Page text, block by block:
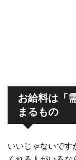
お給料は「
まるもの
いいじゃないで